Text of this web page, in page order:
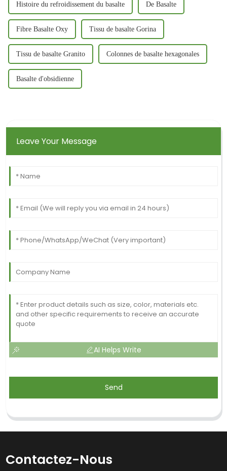
Histoire du refroidissement du basalte De Basalte
Fibre Basalte Oxy Tissu de basalte Gorina
Tissu de basalte Granito Colonnes de basalte hexagonales
Basalte d'obsidienne
Leave Your Message
AI Helps Write
Send
Contactez-Nous